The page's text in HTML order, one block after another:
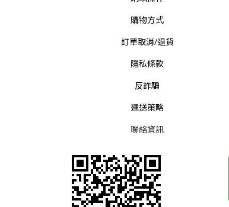
購物方式
訂單取消/退貨
隱私條款
反詐騙
運送策略
聯絡資訊